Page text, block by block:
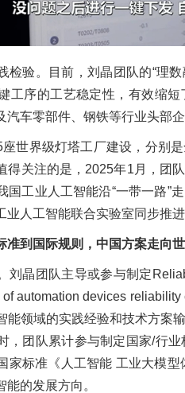
检验。目前，刘晶团队的“理
工序的工艺稳定性，有效缩
汽车零部件、钢铁等行业头部
世界级灯塔工厂建设，分别
得关注的是，2025年1月，团
国工业人工智能沿“一带一路”
人工智能联合实验室同步推
准到国际规则， 中国方案走向
刘晶团队主导或参与制定
automation devices
能领域的实践经验和技术方案
，团队累计参与制定国家/行
家标准《人工智能 工业大模
的发展方向。